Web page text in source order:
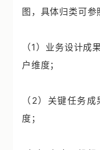
图，具体归类可参
（1）业务设计成
户维度；
（2）关键任务
度；